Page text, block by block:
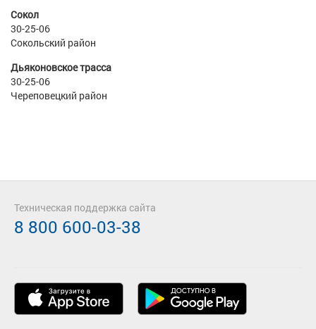
Сокол
30-25-06
Сокольский район
Дьяконовское трасса
30-25-06
Череповецкий район
Техническая поддержка сайта
8 800 600-03-38